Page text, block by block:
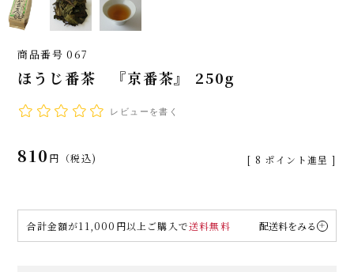
商品番号 067
ほうじ番茶 『京番茶』 250g
レビューを書く
810 税込 [ 8 ポイント進呈 ]
合計金額が11,000円以上ご購入で送料無料 配送料をみる